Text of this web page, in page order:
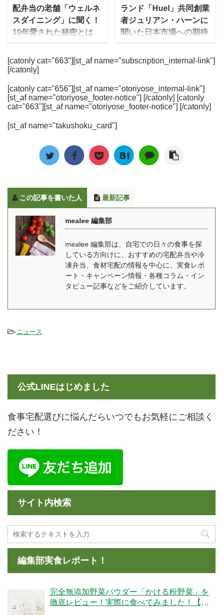
生する氷の細胞が小さ
く、細胞の破壊を防止 解
凍時の旨 ...
事：サポートミールの開
発にも携わった、RIZAP
の管理栄養士の方にイ ...
調理した冷凍食品を宅配
ですぐに届けてくれるサ
ービスとなっています。
は、管理栄養士が監修し
ており、栄養バランスも
バッチリです。 また、日
本の四季を大切にし、そ
の時に仕入れた旬の食材
を使って食事を作るた
とないと言われていま
す。 ゆいこ家に居ながら
日3食をしっかり準備す
るのは手間 食事制限をす
るように指導されたけれ
しているといつの間にか
で不安 今では食事宅配サ
ービスに参入する会社も
増えてきました。でも、
い…という人も多いと思
います。 これまで30社
配弁当の老舗「ウェルネ
スダイニング」に聞く！
10年愛された秘密とは
いえば、制限食を中心と
した冷凍宅配弁当を2011
弁当業界の中でも老舗の
企業です。 そんな同社が
てきた秘密をインタビュ
いきたいと思います。ま
た、最近発売した「制限
活スープ食」新メニュー
のコンセプトについても
聞きました。 宅配弁当の
老舗、ウェルネスダイニ
ングとは mealee この度
はインタビューを受けて
いただきありがとうござ
います。 清水：ウェルネ
スダイニングの清水で
実施させ ...
ランド「Huel」共同創業
者ジュリアン・ハーンに
聞いた日本市場への期待
に必要な栄養素を手軽に
2020年1月にシリーズ累
計1億食を突破し、誕生
だ。 今回、Huelの共同
創業者であるジュリア
機会を得たので、Huel社
Julian Hearn(ジュリア
ン・ハーン） 共同創設
者 ロンドン出身。大学卒
業後にウェイトローズ ...
[catonly cat="663"][st_af name="subscription_internal-link"]
[/catonly]
[catonly cat="656"][st_af name="otoriyose_internal-link"]
[st_af name="otoriyose_footer-notice"] [/catonly] [catonly
cat="663"][st_af name="otoriyose_footer-notice"] [/catonly]
[st_af name="takushoku_card"]
この記事を書いた人 最新記事
mealee 編集部
mealee 編集部は、自宅での日々の食事を探
している方向けに、おすすめの宅配弁当や冷
凍弁当、食材宅配の情報を中心に、実食レポ
ート・キャンペーン情報・各種コラム・イン
タビュー記事などをご紹介しています。
-ニュース
公式LINEはじめました
食事宅配選びに悩んだらいつでもお気軽にご相談く
ださい！
サイト内検索
編集部実食レポート！
完全無添加野菜パウダー「かける粉野菜」を
徹底レビュー！実際に食べてみました！【ベ